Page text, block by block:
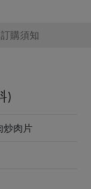
訂購須知
)
炒肉片